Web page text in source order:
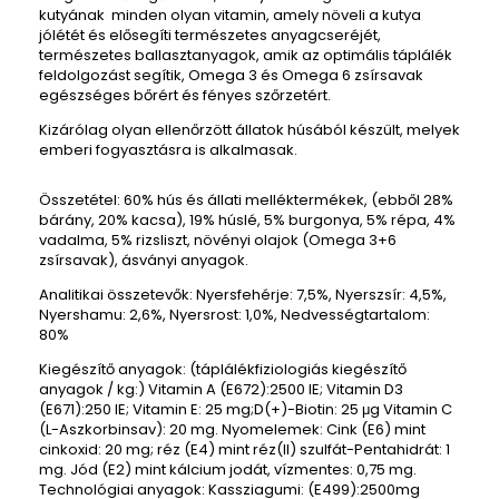
kutyának minden olyan vitamin, amely növeli a kutya
jólétét és elősegíti természetes anyagcseréjét,
természetes ballasztanyagok, amik az optimális táplálék
feldolgozást segítik, Omega 3 és Omega 6 zsírsavak
egészséges bőrért és fényes szőrzetért.
Kizárólag olyan ellenőrzött állatok húsából készült, melyek
emberi fogyasztásra is alkalmasak.
Összetétel: 60% hús és állati melléktermékek, (ebből 28%
bárány, 20% kacsa), 19% húslé, 5% burgonya, 5% répa, 4%
vadalma, 5% rizsliszt, növényi olajok (Omega 3+6
zsírsavak), ásványi anyagok.
Analitikai összetevők: Nyersfehérje: 7,5%, Nyerszsír: 4,5%,
Nyershamu: 2,6%, Nyersrost: 1,0%, Nedvességtartalom:
80%
Kiegészítő anyagok: (táplálékfiziologiás kiegészítő
anyagok / kg:) Vitamin A (E672):2500 IE; Vitamin D3
(E671):250 IE; Vitamin E: 25 mg;D(+)-Biotin: 25 μg Vitamin C
(L-Aszkorbinsav): 20 mg. Nyomelemek: Cink (E6) mint
cinkoxid: 20 mg; réz (E4) mint réz(II) szulfát-Pentahidrát: 1
mg. Jód (E2) mint kálcium jodát, vízmentes: 0,75 mg.
Technológiai anyagok: Kassziagumi: (E499):2500mg